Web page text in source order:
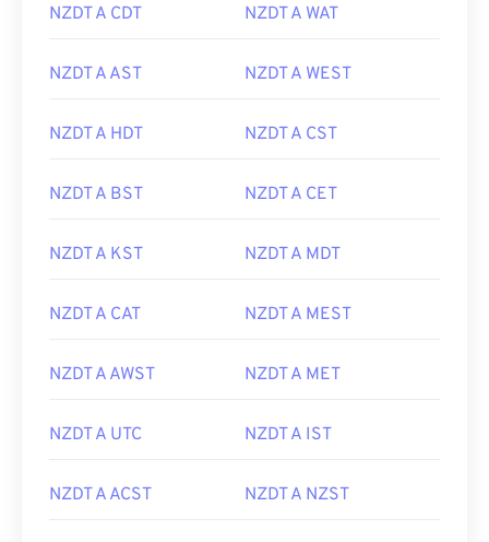
NZDT A CDT NZDT A WAT
NZDT A AST NZDT A WEST
NZDT A HDT NZDT A CST
NZDT A BST NZDT A CET
NZDT A KST NZDT A MDT
NZDT A CAT NZDT A MEST
NZDT A AWST NZDT A MET
NZDT A UTC NZDT A IST
NZDT A ACST NZDT A NZST